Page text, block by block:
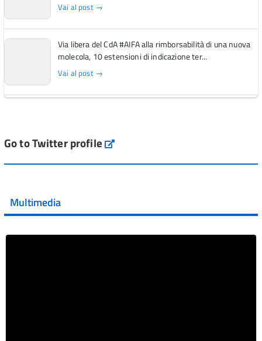
Vai al post →
Via libera del CdA #AIFA alla rimborsabilità di una nuova
molecola, 10 estensioni di indicazione ter...
Vai al post →
Vai al post →
Vai al post →
Go to Twitter profile aifa_ufficiale
Multimedia